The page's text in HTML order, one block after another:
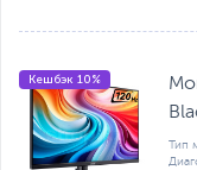
Кешбэк 10%
Тип